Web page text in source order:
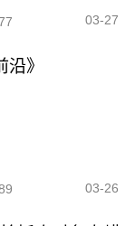
03-27
》
03-26